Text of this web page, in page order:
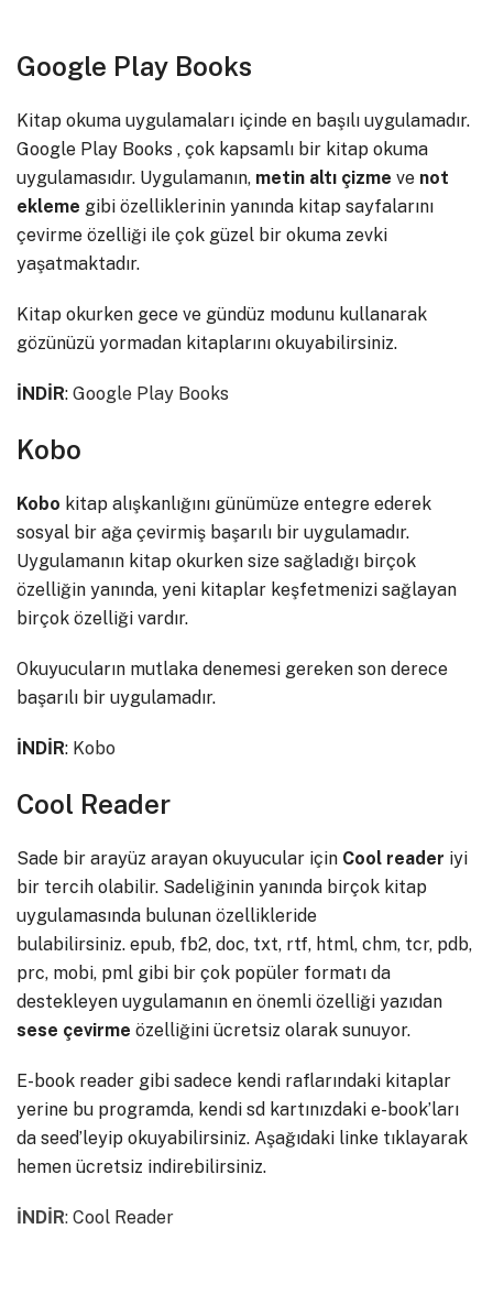
Google Play Books
Kitap okuma uygulamaları içinde en başılı uygulamadır.
Google Play Books , çok kapsamlı bir kitap okuma
uygulamasıdır. Uygulamanın, metin altı çizme ve not
ekleme gibi özelliklerinin yanında kitap sayfalarını
çevirme özelliği ile çok güzel bir okuma zevki
yaşatmaktadır.
Kitap okurken gece ve gündüz modunu kullanarak
gözünüzü yormadan kitaplarını okuyabilirsiniz.
İNDİR: Google Play Books
Kobo
Kobo kitap alışkanlığını günümüze entegre ederek
sosyal bir ağa çevirmiş başarılı bir uygulamadır.
Uygulamanın kitap okurken size sağladığı birçok
özelliğin yanında, yeni kitaplar keşfetmenizi sağlayan
birçok özelliği vardır.
Okuyucuların mutlaka denemesi gereken son derece
başarılı bir uygulamadır.
İNDİR: Kobo
Cool Reader
Sade bir arayüz arayan okuyucular için Cool reader iyi
bir tercih olabilir. Sadeliğinin yanında birçok kitap
uygulamasında bulunan özellikleride
bulabilirsiniz. epub, fb2, doc, txt, rtf, html, chm, tcr, pdb,
prc, mobi, pml gibi bir çok popüler formatı da
destekleyen uygulamanın en önemli özelliği yazıdan
sese çevirme özelliğini ücretsiz olarak sunuyor.
E-book reader gibi sadece kendi raflarındaki kitaplar
yerine bu programda, kendi sd kartınızdaki e-book’ları
da seed’leyip okuyabilirsiniz. Aşağıdaki linke tıklayarak
hemen ücretsiz indirebilirsiniz.
İNDİR: Cool Reader